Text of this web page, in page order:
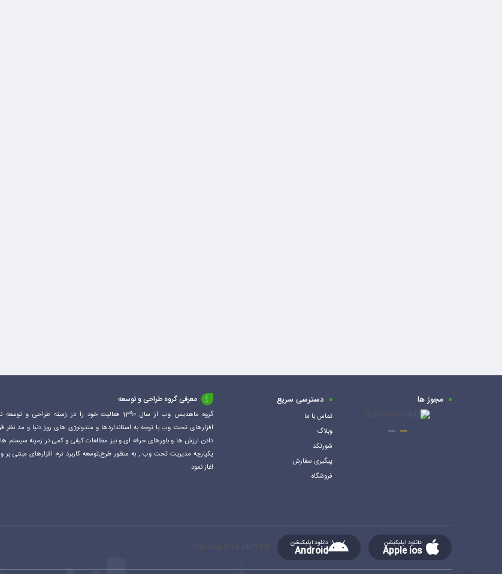
مجوز ها دسترسی سریع
تماس با ما
وبلاگ
شورتکد
پیگیری سفارش
فروشگاه
معرفی گروه طراحی و توسعه
گروه ماهدیس وب از سال 1390 فعالیت خود را در زمینه طراحی و توسعه
افزارهای تحت وب با توجه به استانداردها و متدولوژی های روز دنیا و مد نظر
دادن ارزش ها و باورهای حرفه ای و نیز مطالعات کیفی و کمی در زمینه سیستم
یکپارچه مدیریت تحت وب , به منظور طرح,توسعه کاربرد نرم افزارهای مبتنی بر
اغاز نمود.
دانلود اپلیکیشن
Apple ios
دانلود اپلیکیشن
Android